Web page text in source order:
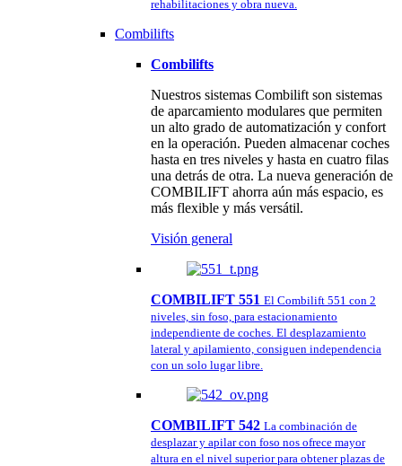
rehabilitaciones y obra nueva.
Combilifts
Combilifts
Nuestros sistemas Combilift son sistemas
de aparcamiento modulares que permiten
un alto grado de automatización y confort
en la operación. Pueden almacenar coches
hasta en tres niveles y hasta en cuatro filas
una detrás de otra. La nueva generación de
COMBILIFT ahorra aún más espacio, es
más flexible y más versátil.
Visión general
COMBILIFT 551 El Combilift 551 con 2
niveles, sin foso, para estacionamiento
independiente de coches. El desplazamiento
lateral y apilamiento, consiguen independencia
con un solo lugar libre.
COMBILIFT 542 La combinación de
desplazar y apilar con foso nos ofrece mayor
altura en el nivel superior para obtener plazas de